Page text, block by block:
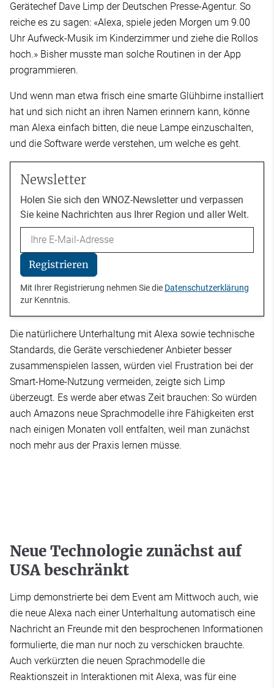
Gerätechef Dave Limp der Deutschen Presse-Agentur. So
reiche es zu sagen: «Alexa, spiele jeden Morgen um 9.00
Uhr Aufweck-Musik im Kinderzimmer und ziehe die Rollos
hoch.» Bisher musste man solche Routinen in der App
programmieren.
Und wenn man etwa frisch eine smarte Glühbirne installiert
hat und sich nicht an ihren Namen erinnern kann, könne
man Alexa einfach bitten, die neue Lampe einzuschalten,
und die Software werde verstehen, um welche es geht.
Newsletter
Holen Sie sich den WNOZ-Newsletter und verpassen
Sie keine Nachrichten aus Ihrer Region und aller Welt.
Email
Registrieren
Mit Ihrer Registrierung nehmen Sie die Datenschutzerklärung
zur Kenntnis.
Die natürlichere Unterhaltung mit Alexa sowie technische
Standards, die Geräte verschiedener Anbieter besser
zusammenspielen lassen, würden viel Frustration bei der
Smart-Home-Nutzung vermeiden, zeigte sich Limp
überzeugt. Es werde aber etwas Zeit brauchen: So würden
auch Amazons neue Sprachmodelle ihre Fähigkeiten erst
nach einigen Monaten voll entfalten, weil man zunächst
noch mehr aus der Praxis lernen müsse.
Neue Technologie zunächst auf
USA beschränkt
Limp demonstrierte bei dem Event am Mittwoch auch, wie
die neue Alexa nach einer Unterhaltung automatisch eine
Nachricht an Freunde mit den besprochenen Informationen
formulierte, die man nur noch zu verschicken brauchte.
Auch verkürzten die neuen Sprachmodelle die
Reaktionszeit in Interaktionen mit Alexa, was für eine